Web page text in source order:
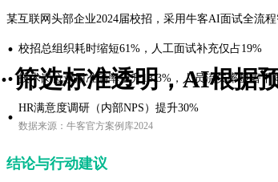
· 筛选标准透明，AI根据
某互联网头部企业2024届校招，采用牛客AI面试全流
· 校招总组织耗时缩短61%，人工面试补充仅占19%
· 技术岗位录用准确率上升18.3%，人员流失率显著下
· HR满意度调研（内部NPS）提升30%
数据来源：牛客官方案例库2024
结论与行动建议